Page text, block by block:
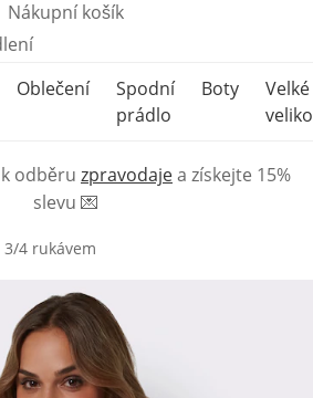
Nákupní košík
Oblečení
Spodní
prádlo
Boty
Velké
odběru zpravodajea získejte 15%
slevu 💌
3/4 rukávem